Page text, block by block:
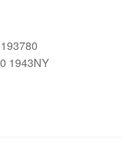
1943NY